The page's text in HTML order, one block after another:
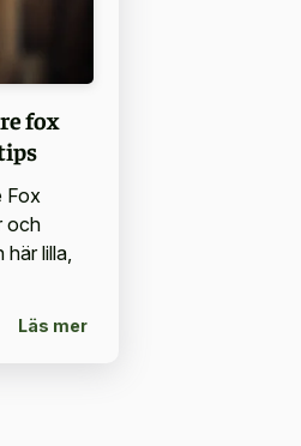
fox
Fox
och
lilla,
Läs mer